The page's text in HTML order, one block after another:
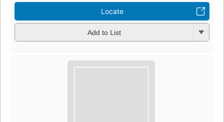
Locate
Add to List